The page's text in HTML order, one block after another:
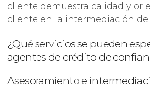
cliente demuestra calidad y
cliente en la intermediación de
¿Qué servicios se pueden
agentes de crédito de
Asesoramiento e